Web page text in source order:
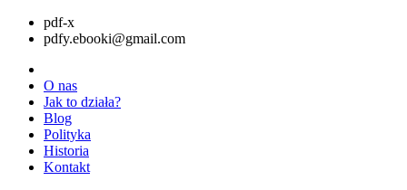
pdf-x
pdfy.ebooki@gmail.com
O nas
Jak to działa?
Blog
Polityka
Historia
Kontakt